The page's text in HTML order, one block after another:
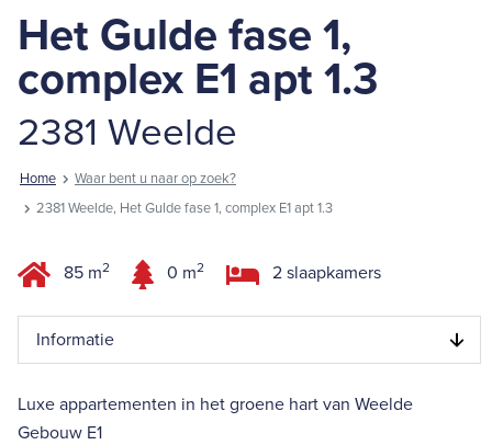
Het Gulde fase 1,
complex E1 apt 1.3
2381 Weelde
Home
Waar bent u naar op zoek?
2381 Weelde, Het Gulde fase 1, complex E1 apt 1.3
85 m2 0 m2 2 slaapkamers
Informatie
Luxe appartementen in het groene hart van Weelde
Gebouw E1